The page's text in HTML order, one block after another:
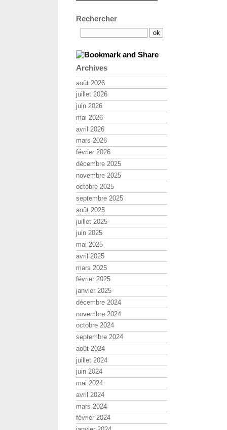
Rechercher
Archives
août 2026
juillet 2026
juin 2026
mai 2026
avril 2026
mars 2026
février 2026
décembre 2025
novembre 2025
octobre 2025
septembre 2025
août 2025
juillet 2025
juin 2025
mai 2025
avril 2025
mars 2025
février 2025
janvier 2025
décembre 2024
novembre 2024
octobre 2024
septembre 2024
août 2024
juillet 2024
juin 2024
mai 2024
avril 2024
mars 2024
février 2024